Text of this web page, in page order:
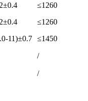
≤1260
≤1260
11)±0.7 ≤1450
/
/